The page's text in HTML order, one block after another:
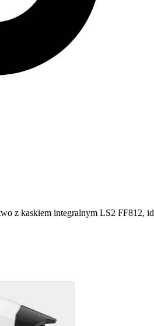
z kaskiem integralnym LS2 FF812,